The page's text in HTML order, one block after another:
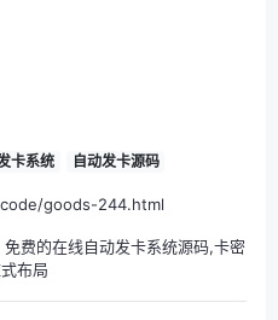
卡系统 自动发卡源码
goods-244.html
免费的在线自动发卡系统源码,卡密
布局